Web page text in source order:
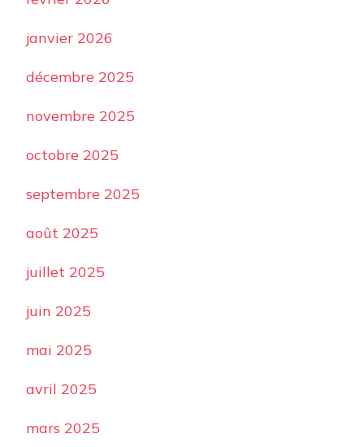
janvier 2026
décembre 2025
novembre 2025
octobre 2025
septembre 2025
août 2025
juillet 2025
juin 2025
mai 2025
avril 2025
mars 2025